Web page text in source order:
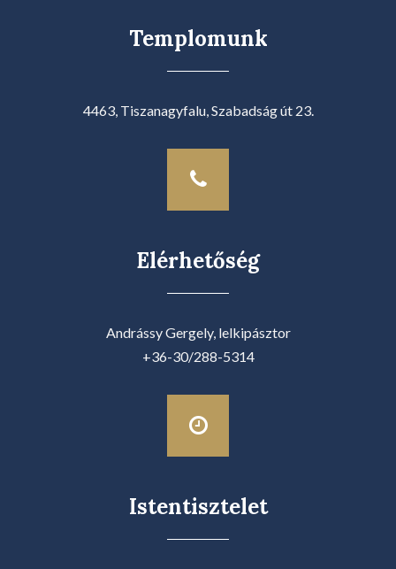
Templomunk
4463, Tiszanagyfalu, Szabadság út 23.
Elérhetőség
Andrássy Gergely, lelkipásztor
+36-30/288-5314
Istentisztelet